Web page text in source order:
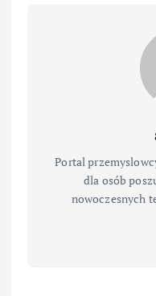
Portal
dla osób
nowoczesnych